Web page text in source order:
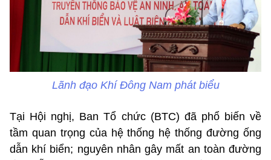
Lãnh đạo Khí Đông Nam phát biểu
Tại Hội nghị, Ban Tổ chức (BTC) đã phổ biến về
tầm quan trọng của hệ thống hệ thống đường ống
dẫn khí biển; nguyên nhân gây mất an toàn đường